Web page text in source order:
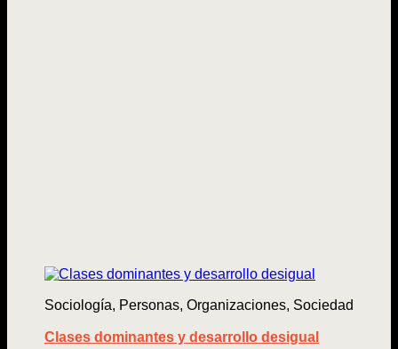
Sociología, Personas, Organizaciones, Sociedad
Clases dominantes y desarrollo desigual